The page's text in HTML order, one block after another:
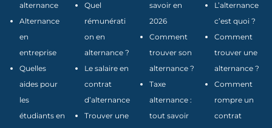
alternance
Alternance
en
entreprise
Quelles
aides pour
les
étudiants en
Quel
rémunérati
on en
alternance ?
Le salaire en
contrat
d’alternance
Trouver une
savoir en
2026
Comment
trouver son
alternance ?
Taxe
alternance :
tout savoir
L’alternance
c’est quoi ?
Comment
trouver une
alternance ?
Comment
rompre un
contrat